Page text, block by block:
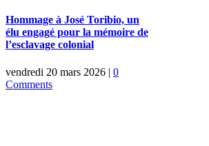
Hommage à José Toribio, un
élu engagé pour la mémoire de
l’esclavage colonial
vendredi 20 mars 2026 | 0
Comments